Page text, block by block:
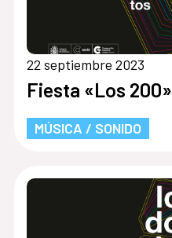
22 septiembre 2023
Fiesta «Los 200»
MÚSICA / SONIDO